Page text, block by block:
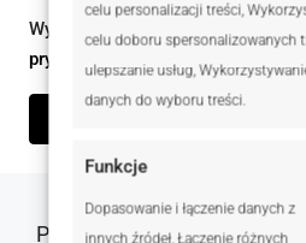
celu personalizacji treści,
celu doboru spersonalizowanych
ulepszanie usług,
danych do wyboru treści.
Funkcje
Dopasowanie i łączenie danych z
innych źródeł, Łączenie różnych
Wysyłając ten formularz
prywatności
Podobne oferty